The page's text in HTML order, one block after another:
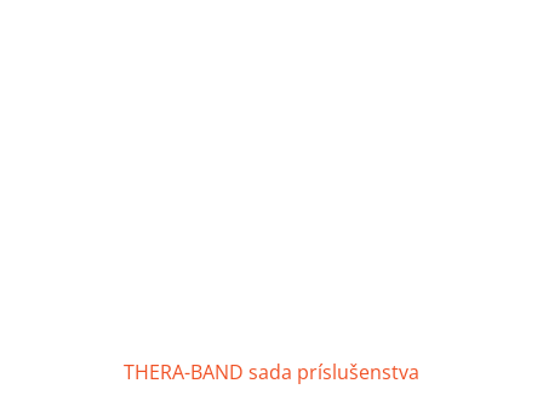
THERA-BAND sada príslušenstva